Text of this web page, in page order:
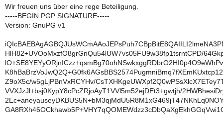
Wir freuen uns über eine rege Beteiligung.
-----BEGIN PGP SIGNATURE-----
Version: GnuPG v1
HlH82+UVOoMxzfO8grGnQu54lUW7vs05FU9w38fp1tsrntCPD/
Z9oX5c/w5gLjPBnVxRCYHv/
VVXJzJl+bsj0KypY8cPcZRjoAyT1VVl5m52ejDEt3+gwtjh/